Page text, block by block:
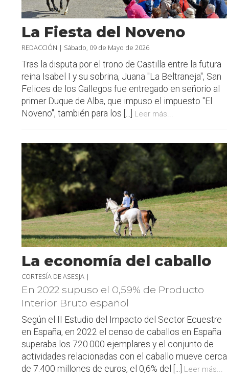
La Fiesta del Noveno
REDACCIÓN | Sábado, 09 de Mayo de 2026
Tras la disputa por el trono de Castilla entre la futura
reina Isabel I y su sobrina, Juana "La Beltraneja", San
Felices de los Gallegos fue entregado en señorío al
primer Duque de Alba, que impuso el impuesto "El
Noveno", también para los [...]
Leer más...
La economía del caballo
CORTESÍA DE ASESJA |
En 2022 supuso el 0,59% de Producto
Interior Bruto español
Según el II Estudio del Impacto del Sector Ecuestre
en España, en 2022 el censo de caballos en España
superaba los 720.000 ejemplares y el conjunto de
actividades relacionadas con el caballo mueve cerca
de 7.400 millones de euros, el 0,6% del [...]
Leer más...